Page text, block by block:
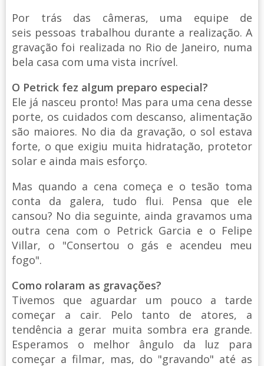
Por trás das câmeras, uma equipe de
seis pessoas trabalhou durante a realização. A
gravação foi realizada no Rio de Janeiro, numa
bela casa com uma vista incrível.
O Petrick fez algum preparo especial?
Ele já nasceu pronto! Mas para uma cena desse
porte, os cuidados com descanso, alimentação
são maiores. No dia da gravação, o sol estava
forte, o que exigiu muita hidratação, protetor
solar e ainda mais esforço.
Mas quando a cena começa e o tesão toma
conta da galera, tudo flui. Pensa que ele
cansou? No dia seguinte, ainda gravamos uma
outra cena com o Petrick Garcia e o Felipe
Villar, o "Consertou o gás e acendeu meu
fogo".
Como rolaram as gravações?
Tivemos que aguardar um pouco a tarde
começar a cair. Pelo tanto de atores, a
tendência a gerar muita sombra era grande.
Esperamos o melhor ângulo da luz para
começar a filmar, mas, do "gravando" até as